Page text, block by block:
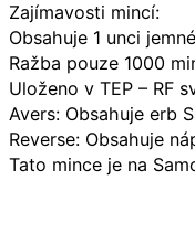
Zajímavosti mincí:
Obsahuje 1 unci
Ražba pouze 1000
Uloženo v TEP – RF
Avers: Obsahuje erb
Reverse: Obsahuje
Tato mince je na